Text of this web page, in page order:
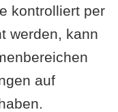
kontrolliert per
werden, kann
auf